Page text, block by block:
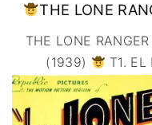
THE LONE
THE LONE
(1939)
T1. EL